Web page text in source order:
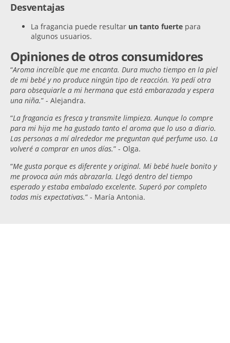
Desventajas
La fragancia puede resultar un tanto fuerte para
algunos usuarios.
Opiniones de otros consumidores
“Aroma increíble que me encanta. Dura mucho tiempo en la piel
de mi bebé y no produce ningún tipo de reacción. Ya pedí otra
para obsequiarle a mi hermana que está embarazada y espera
una niña.” - Alejandra.
“La fragancia es fresca y transmite limpieza. Aunque lo compre
para mi hija me ha gustado tanto el aroma que lo uso a diario.
Las personas a mí alrededor me preguntan qué perfume uso. La
volveré a comprar en unos días.” - Olga.
“Me gusta porque es diferente y original. Mi bebé huele bonito y
me provoca aún más abrazarla. Llegó dentro del tiempo
esperado y estaba embalado excelente. Superó por completo
todas mis expectativas.” - María Antonia.